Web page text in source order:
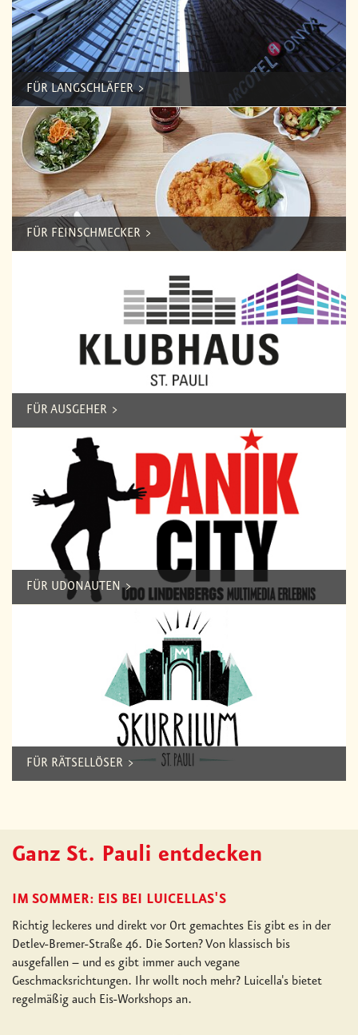
FÜR LANGSCHLÄFER
FÜR FEINSCHMECKER
FÜR AUSGEHER
FÜR UDONAUTEN
FÜR RÄTSELLÖSER
Ganz St. Pauli entdecken
IM SOMMER: EIS BEI LUICELLAS'S
Richtig leckeres und direkt vor Ort gemachtes Eis gibt es in der
Detlev-Bremer-Straße 46. Die Sorten? Von klassisch bis
ausgefallen – und es gibt immer auch vegane
Geschmacksrichtungen. Ihr wollt noch mehr? Luicella's bietet
regelmäßig auch Eis-Workshops an.